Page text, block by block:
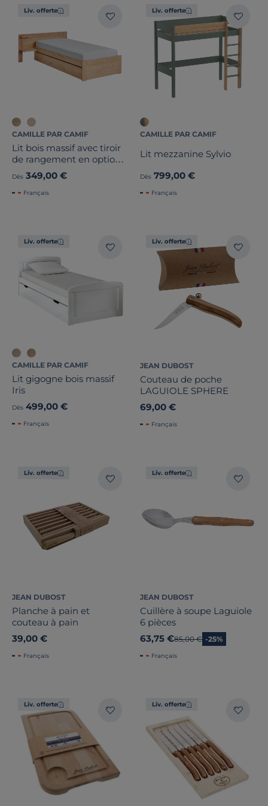
Liv. offerte
CAMILLE PAR CAMIF
Lit bois massif avec tiroir
de rangement en option
Etienne
Dès 349,00 €
Français
Liv. offerte
CAMILLE PAR CAMIF
Lit mezzanine Sylvio
Dès 799,00 €
Français
Liv. offerte
CAMILLE PAR CAMIF
Lit gigogne bois massif
Iris
Dès 499,00 €
Français
Liv. offerte
JEAN DUBOST
Couteau de poche
LAGUIOLE SPHERE
69,00 €
Français
Liv. offerte
JEAN DUBOST
Planche à pain et
couteau à pain
39,00 €
Français
Liv. offerte
JEAN DUBOST
Cuillère à soupe Laguiole
6 pièces
63,75 €Ancien prix
85,00 € -25%
Français
Liv. offerte Liv. offerte